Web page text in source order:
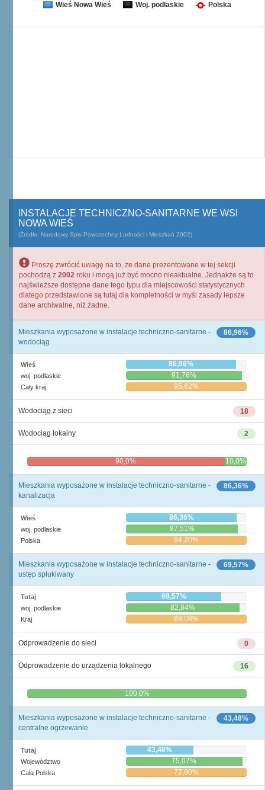
Wieś Nowa Wieś Woj. podlaskie Polska
INSTALACJE TECHNICZNO-SANITARNE WE WSI
NOWA WIEŚ
(Źródło: Narodowy Spis Powszechny Ludności i Mieszkań 2002)
Proszę zwrócić uwagę na to, że dane prezentowane w tej sekcji
pochodzą z 2002 roku i mogą już być mocno nieaktualne. Jednakże są to
najświeższe dostępne dane tego typu dla miejscowości statystycznych
dlatego przedstawione są tutaj dla kompletności w myśl zasady lepsze
dane archiwalne, niż żadne.
86,96%
Mieszkania wyposażone w instalacje techniczno-sanitarne -
wodociąg
Wieś 86,96%
woj. podlaskie 91,76%
Cały kraj 95,62%
18
Wodociąg z sieci
2
Wodociąg lokalny
90,0% 10,0%
86,36%
Mieszkania wyposażone w instalacje techniczno-sanitarne -
kanalizacja
Wieś 86,36%
woj. podlaskie 87,51%
Polska 94,20%
69,57%
Mieszkania wyposażone w instalacje techniczno-sanitarne -
ustęp spłukiwany
Tutaj 69,57%
woj. podlaskie 82,84%
Kraj 88,08%
0
Odprowadzenie do sieci
16
Odprowadzenie do urządzenia lokalnego
0,0% 100,0%
43,48%
Mieszkania wyposażone w instalacje techniczno-sanitarne -
centralne ogrzewanie
Tutaj 43,48%
Województwo 75,07%
Cała Polska 77,80%